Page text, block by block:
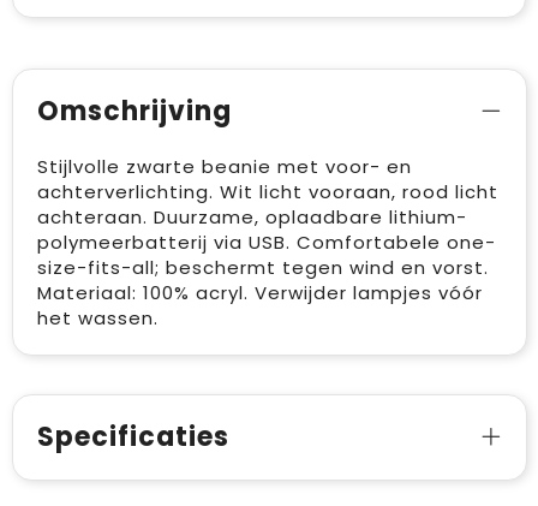
Omschrijving
Stijlvolle zwarte beanie met voor- en
achterverlichting. Wit licht vooraan, rood licht
achteraan. Duurzame, oplaadbare lithium-
polymeerbatterij via USB. Comfortabele one-
size-fits-all; beschermt tegen wind en vorst.
Materiaal: 100% acryl. Verwijder lampjes vóór
het wassen.
Specificaties